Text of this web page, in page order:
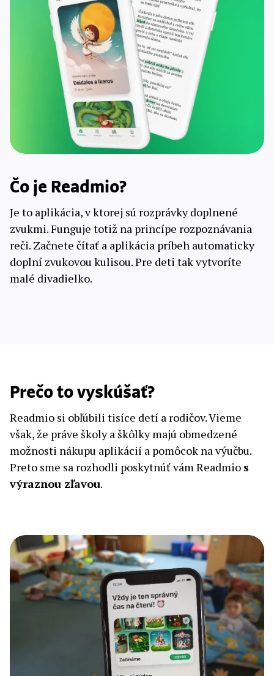
Čo je Readmio?
Je to aplikácia, v ktorej sú rozprávky doplnené
zvukmi. Funguje totiž na princípe rozpoznávania
reči. Začnete čítať a aplikácia príbeh automaticky
doplní zvukovou kulisou. Pre deti tak vytvoríte
malé divadielko.
Prečo to vyskúšať?
Readmio si obľúbili tisíce detí a rodičov. Vieme
však, že práve školy a škôlky majú obmedzené
možnosti nákupu aplikácií a pomôcok na výučbu.
Preto sme sa rozhodli poskytnúť vám Readmio s
výraznou zľavou.